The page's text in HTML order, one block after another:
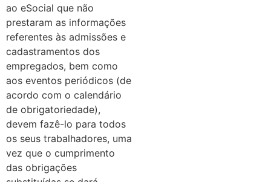
ao eSocial que não
prestaram as informações
referentes às admissões e
cadastramentos dos
empregados, bem como
aos eventos periódicos (de
acordo com o calendário
de obrigatoriedade),
devem fazê-lo para todos
os seus trabalhadores, uma
vez que o cumprimento
das obrigações